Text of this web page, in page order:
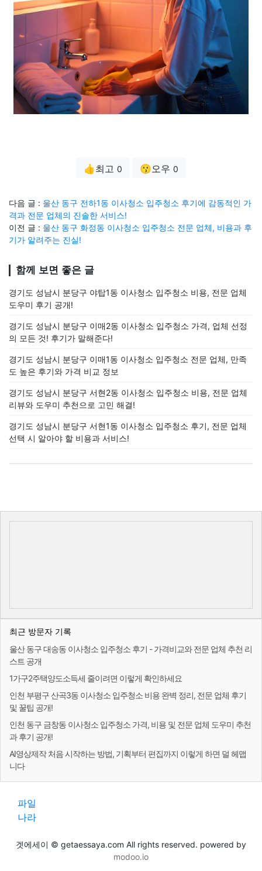
👍최고 0 😗오우 0
다음 글 : 울산 동구 전하1동 이사청소 입주청소 후기에 감동적인 가
격과 전문 업체의 진솔한 서비스!
이전 글 : 울산 동구 화정동 이사청소 입주청소 전문 업체, 비용과 후
기가 알려주는 진실!
함께 보면 좋은 글
경기도 성남시 분당구 야탑1동 이사청소 입주청소 비용, 전문 업체
도우미 후기 공개!
경기도 성남시 분당구 이매2동 이사청소 입주청소 가격, 업체 선정
의 모든 것! 후기가 말해준다!
경기도 성남시 분당구 이매1동 이사청소 입주청소 전문 업체, 만족
도 높은 후기와 가격 비교 정보
경기도 성남시 분당구 서현2동 이사청소 입주청소 비용, 전문 업체
리뷰와 도우미 추천으로 고민 해결!
경기도 성남시 분당구 서현1동 이사청소 입주청소 후기, 전문 업체
선택 시 알아야 할 비용과 서비스!
최근 방문자 기록
울산 동구 대송동 이사청소 입주청소 후기 - 가격비교와 전문 업체 추천 리
스트 공개
1가구2주택양도소득세 줄이려면 이렇게 확인하세요
인천 부평구 산곡3동 이사청소 입주청소 비용 완벽 정리, 전문 업체 후기
및 꿀팁 공개!
인천 동구 금창동 이사청소 입주청소 가격, 비용 및 전문 업체 도우미 추천
과 후기 공개!
AI영상제작 처음 시작하는 방법, 기획부터 편집까지 이렇게 하면 덜 헤맵
니다
파일
나라
겟에세이 © getaessaya.com All rights reserved. powered by
modoo.io